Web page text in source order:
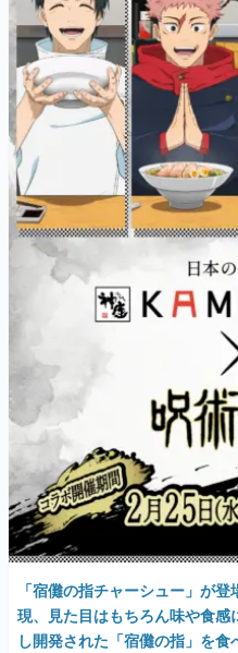
「宿儺の指チャーシュー」が
現、見た目はもちろん味や食
し開発された「宿儺の指」を食